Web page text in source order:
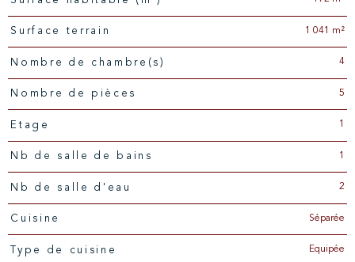
surface terrain 1 041 m²
Nombre de chambre(s) 4
Nombre de pièces 5
Etage 1
Nb de salle de bains 1
Nb de salle d'eau 2
Cuisine Séparée
Type de cuisine Equipée